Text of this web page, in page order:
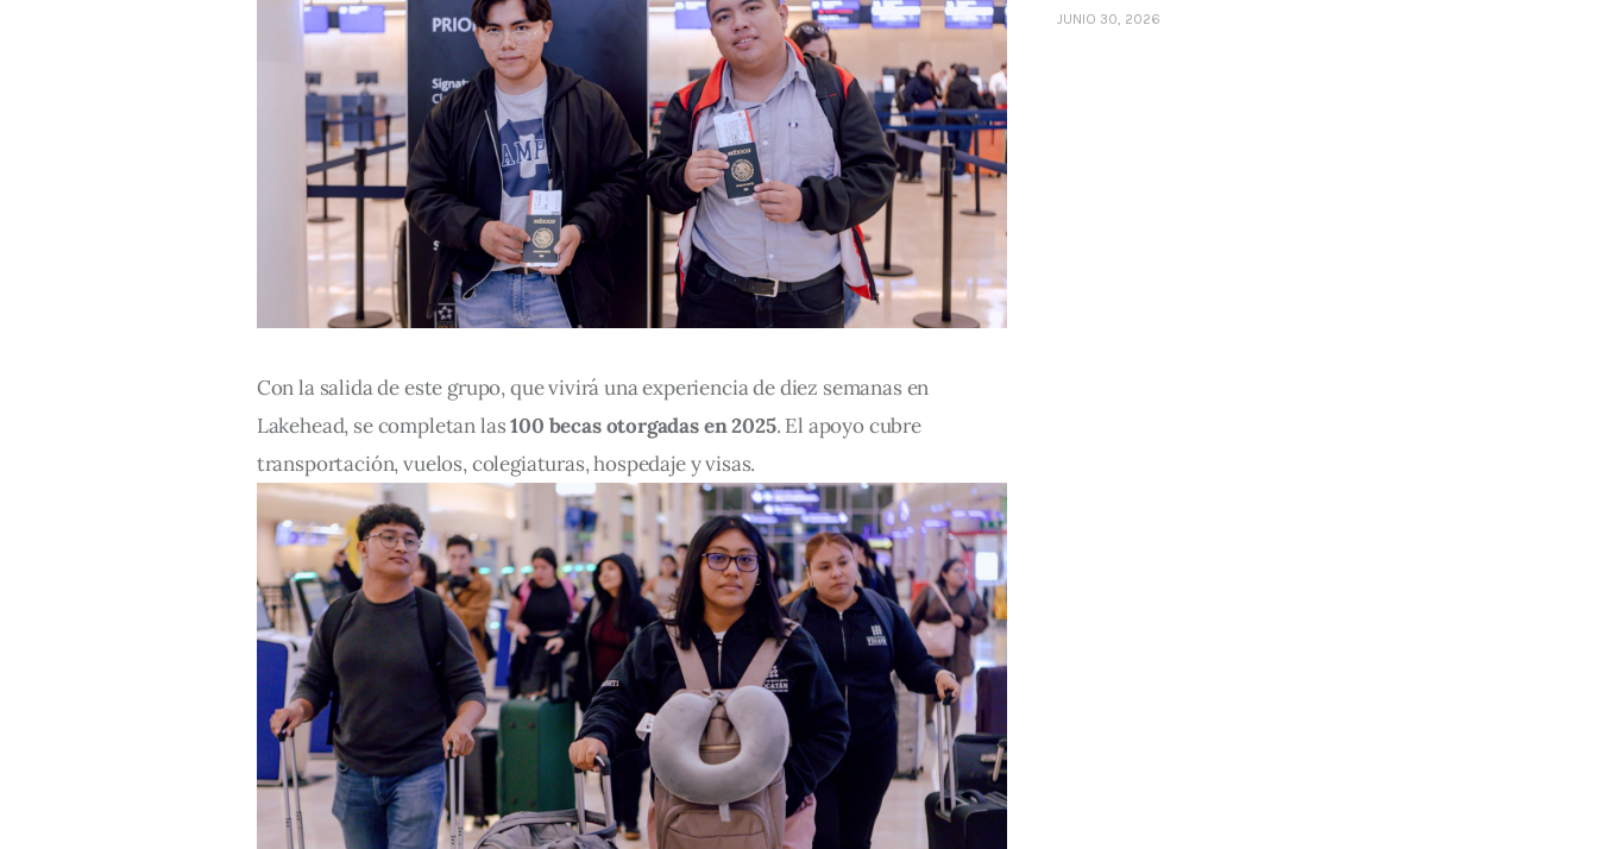
Con la salida de este grupo, que vivirá una experiencia de diez semanas en
Lakehead, se completan las 100 becas otorgadas en 2025. El apoyo cubre
transportación, vuelos, colegiaturas, hospedaje y visas.
JUNIO 30, 2026